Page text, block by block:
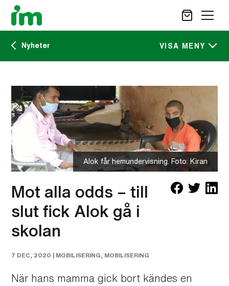
OM IM
CAREER SITE
VAD VI GÖR
VAD DU KAN GÖRA
AKTUELLT
SÖK
Nyheter VISA MENY
IM:s tidskrift
Nyheter
Alok får hemundervisning. Foto: Kiran
Mot alla odds – till
slut fick Alok gå i
skolan
7 DEC, 2020 | MOBILISERING, MOBILISERING
När hans mamma gick bort kändes en